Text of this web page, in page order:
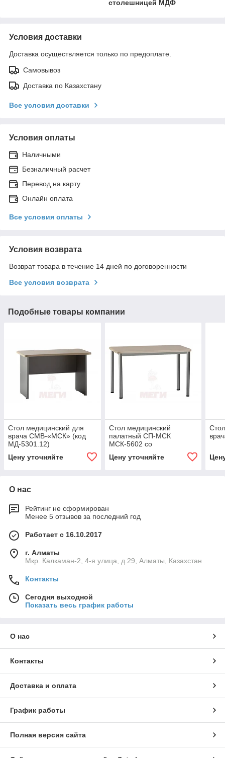
столешницей МДФ
Условия доставки
Доставка осуществляется только по предоплате.
Самовывоз
Доставка по Казахстану
Все условия доставки
Условия оплаты
Наличными
Безналичный расчет
Перевод на карту
Онлайн оплата
Все условия оплаты
Условия возврата
Возврат товара в течение 14 дней по договоренности
Все условия возврата
Подобные товары компании
Стол медицинский для
врача СМВ-«МСК» (код
МД-5301.12)
Цену уточняйте
Стол медицинский
палатный СП-МСК
МСК-5602 со
Цену уточняйте
О нас
Рейтинг не сформирован
Менее 5 отзывов за последний год
Работает с 16.10.2017
г. Алматы
Мкр. Калкаман-2, 4-я улица, д.29, Алматы, Казахстан
Контакты
Сегодня выходной
Показать весь график работы
О нас
Контакты
Доставка и оплата
График работы
Полная версия сайта